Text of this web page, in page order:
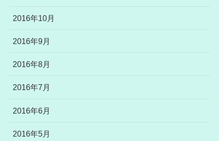
2016年10月
2016年9月
2016年8月
2016年7月
2016年6月
2016年5月